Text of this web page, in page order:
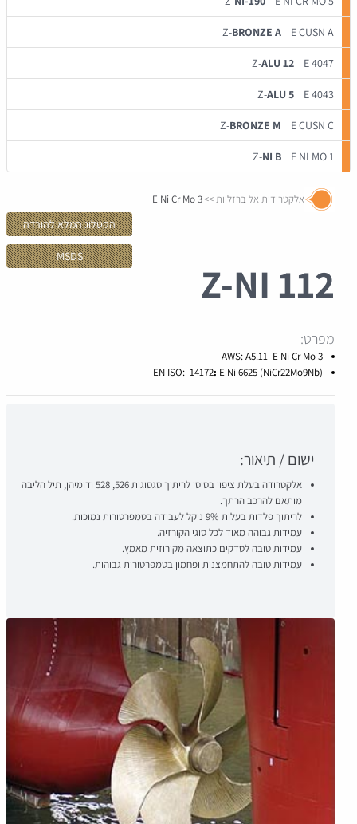
Z-BRONZE A E CUSN A
Z-ALU 12 E 4047
Z-ALU 5 E 4043
Z-BRONZE M E CUSN C
Z-NI B E NI MO 1
אלקטרודות אל ברזליות E Ni Cr Mo 3
הקטלוג המלא להורדה
MSDS
Z-NI 112
מפרט:
AWS: A5.11 E Ni Cr Mo 3
EN ISO: 14172: E Ni 6625 (NiCr22Mo9Nb)
ישום / תיאור:
אלקטרודה בעלת ציפוי בסיסי לריתוך סגסוגות 526, 528 ודומיהן, תיל הליבה
מותאם להרכב הרתך.
לריתוך פלדות בעלות 9% ניקל לעבודה בטמפרטורות נמוכות.
עמידות גבוהה מאוד לכל סוגי הקורזיה.
עמידות טובה לסדקים כתוצאה מקורוזית מאמץ.
עמידות טובה להתחמצנות ופחמון בטמפרטורות גבוהות.